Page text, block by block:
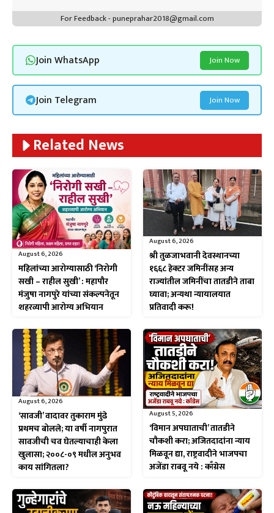
For Feedback - puneprahar2018@gmail.com
Join WhatsApp Join Now
Join Telegram Join Now
Related News
August 6, 2026
महिलांच्या आरोग्यासाठी ‘निरोगी
सखी – राहील सुखी’ : महापौर
मंजुषा नागपुरे यांच्या संकल्पनेतून
शहरव्यापी आरोग्य अभियान
August 6, 2026
श्री तुळजाभवानी देवस्थानच्या
१६६८ हेक्टर जमिनींसह अन्य
राज्यांतील जमिनींचा तातडीने ताबा
घ्यावा; अन्यथा न्यायालयात
प्रतिवादी करू!
August 6, 2026
‘सावजी’ वादावर तुकाराम मुंढे
प्रथमच बोलले; या वर्षी नागपुरात
सावजीची चव घेतल्याचाही केला
खुलासा; २००८-०९ मधील अनुभव
काय सांगितला?
August 5, 2026
‘विमान अपघाताची’ तातडीने
चौकशी करा; अजितदादांना न्याय
मिळवून द्या, राष्ट्रवादीने भाजपचा
अजेंडा राबवू नये : काँग्रेस